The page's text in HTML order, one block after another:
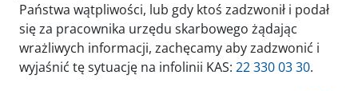
Państwa wątpliwości, lub gdy ktoś zadzwonił i podał
się za pracownika urzędu skarbowego żądając
wrażliwych informacji, zachęcamy aby zadzwonić i
wyjaśnić tę sytuację na infolinii KAS: 22 330 03 30.